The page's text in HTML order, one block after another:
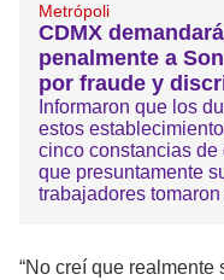
Metrópoli
CDMX demandará
penalmente a
por fraude y
Informaron que los
estos
cinco constancias de
que presuntamente
trabajadores
“No creí que realmente